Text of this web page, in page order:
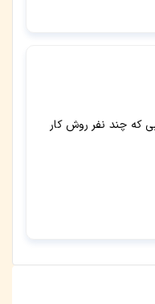
که چند نفر روش کار